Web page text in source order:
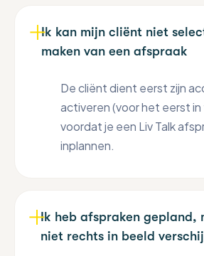
Ik kan mijn cliënt niet
maken van een afspraak
De cliënt dient eerst zijn
activeren (voor het eerst
voordat je een Liv Talk
inplannen.
Ik heb afspraken gepland,
niet rechts in beeld